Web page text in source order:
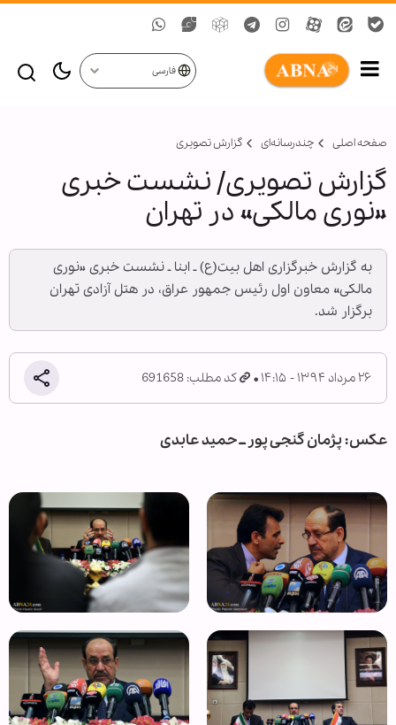
فارسی
صفحه اصلی چندرسانه‌ای گزارش تصويری
گزارش تصویری/ نشست خبری
«نوری مالکی» در تهران
به گزارش خبرگزاری اهل بیت(ع) ـ ابنا ـ نشست خبری «نوری
مالکی» معاون اول رئیس جمهور عراق، در هتل آزادی تهران
برگزار شد.
۲۶ مرداد ۱۳۹۴ - ۱۴:۱۵ کد مطلب: 691658
عکس: پژمان گنجی پور ــ حمید عابدی